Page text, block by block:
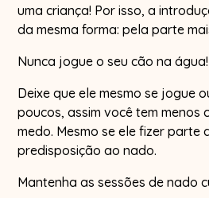
uma criança! Por isso, a
da mesma forma: pela parte
Nunca jogue o seu cão na água!
Deixe que ele mesmo se jogue
poucos, assim você tem menos
medo. Mesmo se ele fizer parte
predisposição ao nado.
Mantenha as sessões de nado